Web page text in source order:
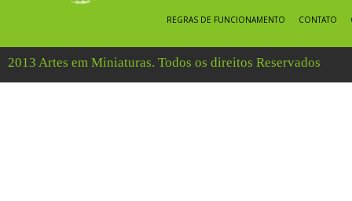
REGRAS DE FUNCIONAMENTO CONTATO
2013 Artes em Miniaturas. Todos os direitos Reservados